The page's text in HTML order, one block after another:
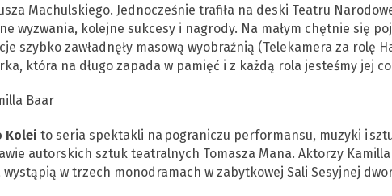
Machulskiego. Jednocześnie trafiła na deski Teatru
wyzwania, kolejne sukcesy i nagrody. Na małym chętnie się
szybko zawładnęły masową wyobraźnią (Telekamera za rolę
która na długo zapada w pamięć i z każdą rola jesteśmy jej
Baar
Kolei to seria spektakli na pograniczu performansu, muzyki i
autorskich sztuk teatralnych Tomasza Mana. Aktorzy Kamilla
w trzech monodramach w zabytkowej Sali Sesyjnej